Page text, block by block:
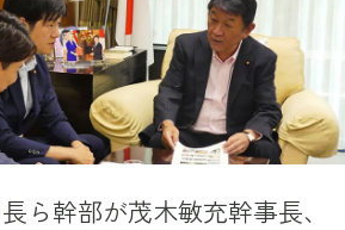
ら幹部が茂木敏充幹事長、